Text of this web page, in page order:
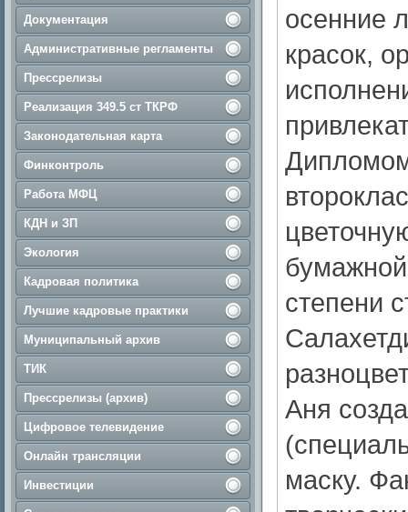
Документация
Административные регламенты
Прессрелизы
Реализация 349.5 ст ТКРФ
Законодательная карта
Финконтроль
Работа МФЦ
КДН и ЗП
Экология
Кадровая политика
Лучшие кадровые практики
Муниципальный архив
ТИК
Прессрелизы (архив)
Цифровое телевидение
Онлайн трансляции
Инвестиции
осенние
красок,
степени
Аня
маску.